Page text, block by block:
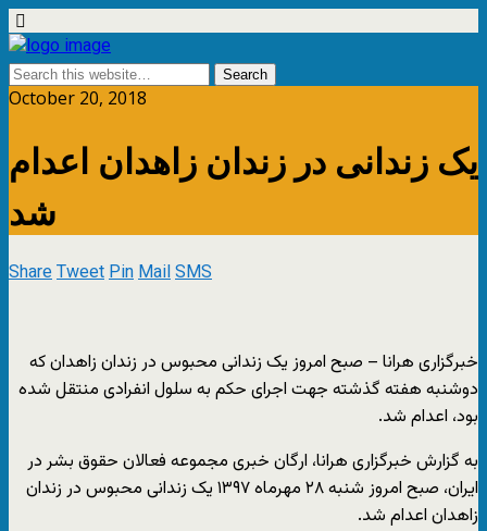
October 20, 2018
یک زندانی در زندان زاهدان اعدام
شد
ShareTweetPinMailSMS
خبرگزاری هرانا – صبح امروز یک زندانی محبوس در زندان زاهدان که
دوشنبه هفته گذشته جهت اجرای حکم به سلول انفرادی منتقل شده
بود، اعدام شد.
به گزارش خبرگزاری هرانا، ارگان خبری مجموعه فعالان حقوق بشر در
ایران، صبح امروز شنبه ۲۸ مهرماه ۱۳۹۷ یک زندانی محبوس در زندان
زاهدان اعدام شد.